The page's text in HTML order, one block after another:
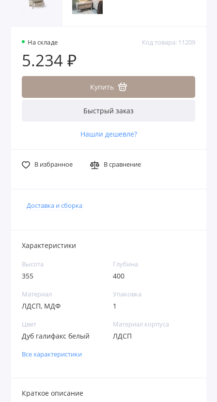
На складе Код товара: 11209
5.234 ₽
Купить
Быстрый заказ
Нашли дешевле?
В избранное В сравнение
Доставка и сборка
Характеристики
Высота
355
Глубина
400
Материал
ЛДСП, МДФ
Упаковка
1
Цвет
Дуб галифакс белый
Материал корпуса
ЛДСП
Все характеристики
Краткое описание